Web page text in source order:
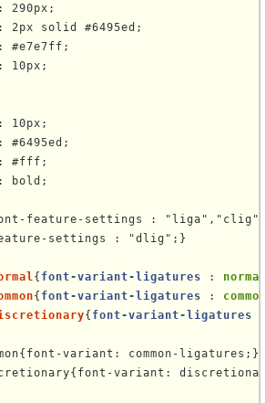
290px;
2px solid #6495ed;
#e7e7ff;
10px;
10px;
#6495ed;
#fff;
bold;
feature-settings :
settings : "dlig";}
{ font-variant-ligatures : normal
{ font-variant-ligatures :
{ font-variant-ligatures
variant: common-ligatures;}
variant: